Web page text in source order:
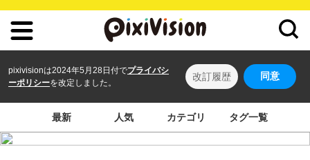
pixivisionは2024年5月28日付でプライバシ
ーポリシーを改定しました。
改訂履歴 同意
最新 人気 カテゴリ タグ一覧